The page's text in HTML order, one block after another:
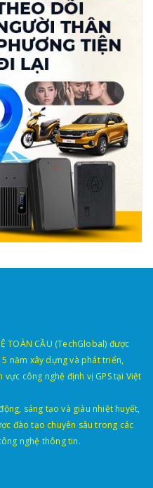
TOÀN CẦU (TechGlobal) được
năm xây dựng và phát triển,
công nghệ định vị GPS tại Việt
sáng tạo và giàu nhiệt huyết,
đào tạo chuyên sâu trong các
nghệ thông tin.